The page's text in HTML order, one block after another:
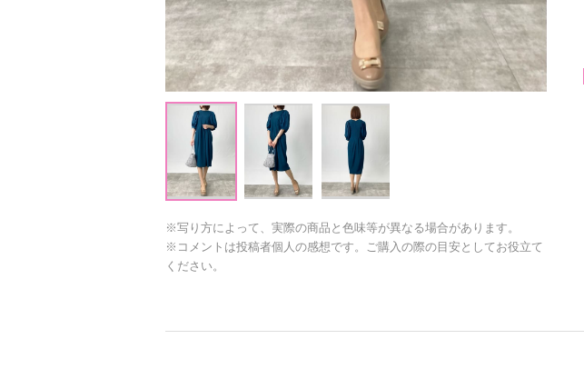
※写り方によって、実際の商品と色味等が異なる場合があります。
※コメントは投稿者個人の感想です。ご購入の際の目安としてお役立て
ください。